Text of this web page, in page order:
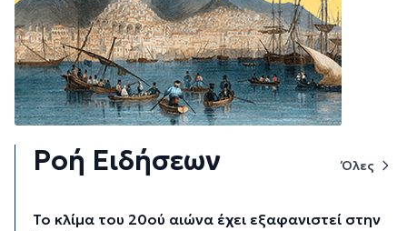
Ροή Ειδήσεων Όλες
Το κλίμα του 20ού αιώνα έχει εξαφανιστεί στην